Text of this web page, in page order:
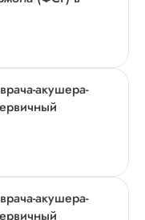
акушера-
акушера-